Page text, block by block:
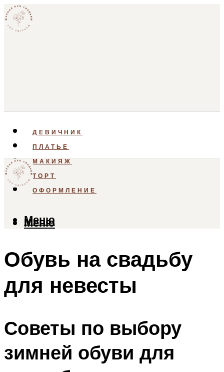
ДЕВИЧНИК
ПЛАТЬЕ
МАКИЯЖ
ТОРТ
ОФОРМЛЕНИЕ
Меню
Меню
Обувь на свадьбу
для невесты
Советы по выбору
зимней обуви для